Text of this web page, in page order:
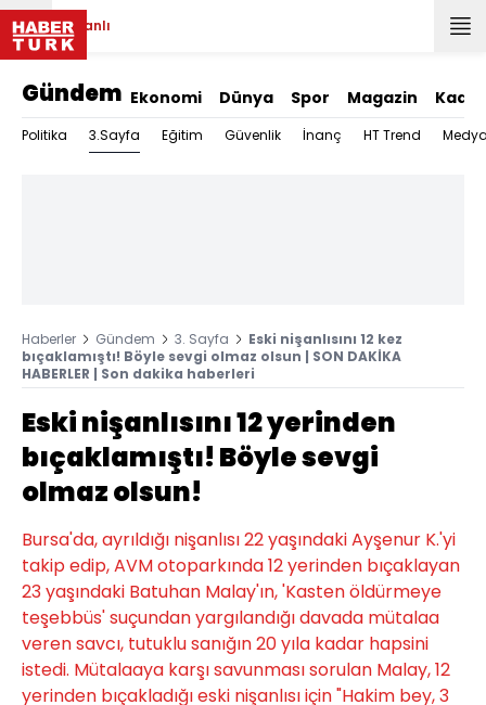
Canlı
Gündem Ekonomi Dünya Spor Magazin Kadın
Politika 3.Sayfa Eğitim Güvenlik İnanç HT Trend
Haberler Gündem 3. Sayfa
Eski nişanlısını 12 kez
bıçaklamıştı! Böyle sevgi olmaz olsun | SON DAKİKA
HABERLER | Son dakika haberleri
Eski nişanlısını 12 yerinden
bıçaklamıştı! Böyle sevgi
olmaz olsun!
Bursa'da, ayrıldığı nişanlısı 22 yaşındaki Ayşenur K.'yi
takip edip, AVM otoparkında 12 yerinden bıçaklayan
23 yaşındaki Batuhan Malay'ın, 'Kasten öldürmeye
teşebbüs' suçundan yargılandığı davada mütalaa
veren savcı, tutuklu sanığın 20 yıla kadar hapsini
istedi. Mütalaaya karşı savunması sorulan Malay, 12
yerinden bıçakladığı eski nişanlısı için "Hakim bey, 3